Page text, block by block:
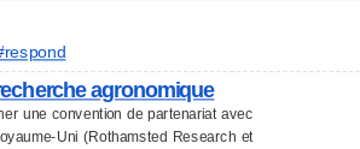
agronomique
une convention de partenariat avec
Uni (Rothamsted Research et